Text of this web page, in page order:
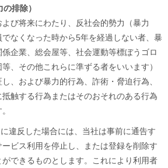
排除）
び将来にわたり、反社会的勢力（暴力
なくなった時から5年を経過しない者、暴
企業、総会屋等、社会運動等標ぼうゴロ
、その他これらに準ずる者をいいます）
、および暴力的行為、詐術・脅迫行為、
触する行為またはそのおそれのある行為
違反した場合には、当社は事前に通告す
ビス利用を停止し、または登録を削除す
できるものとします。これにより利用者